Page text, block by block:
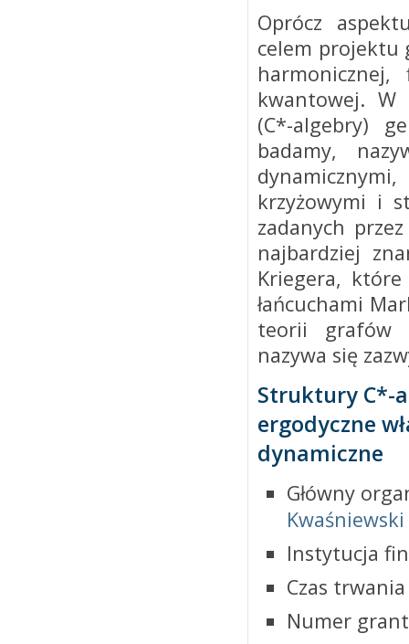
Oprócz
celem projektu
kwantowej. W
(C*-algebry)
badamy,
krzyżowymi i
zadanych
najbardziej
Kriegera,
łańcuchami
teorii grafów
nazywa się
Struktury C*-
ergodyczne
dynamiczne
Główny
Kwaśniewski
Instytucja
Czas
Numer